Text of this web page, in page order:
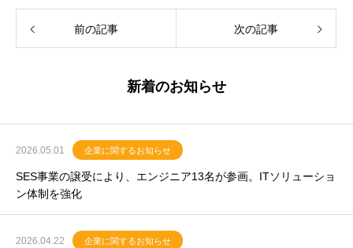
前の記事 次の記事
新着のお知らせ
2026.05.01 企業に関するお知らせ
SES事業の譲受により、エンジニア13名が参画。ITソリューショ
ン体制を強化
2026.04.22 企業に関するお知らせ